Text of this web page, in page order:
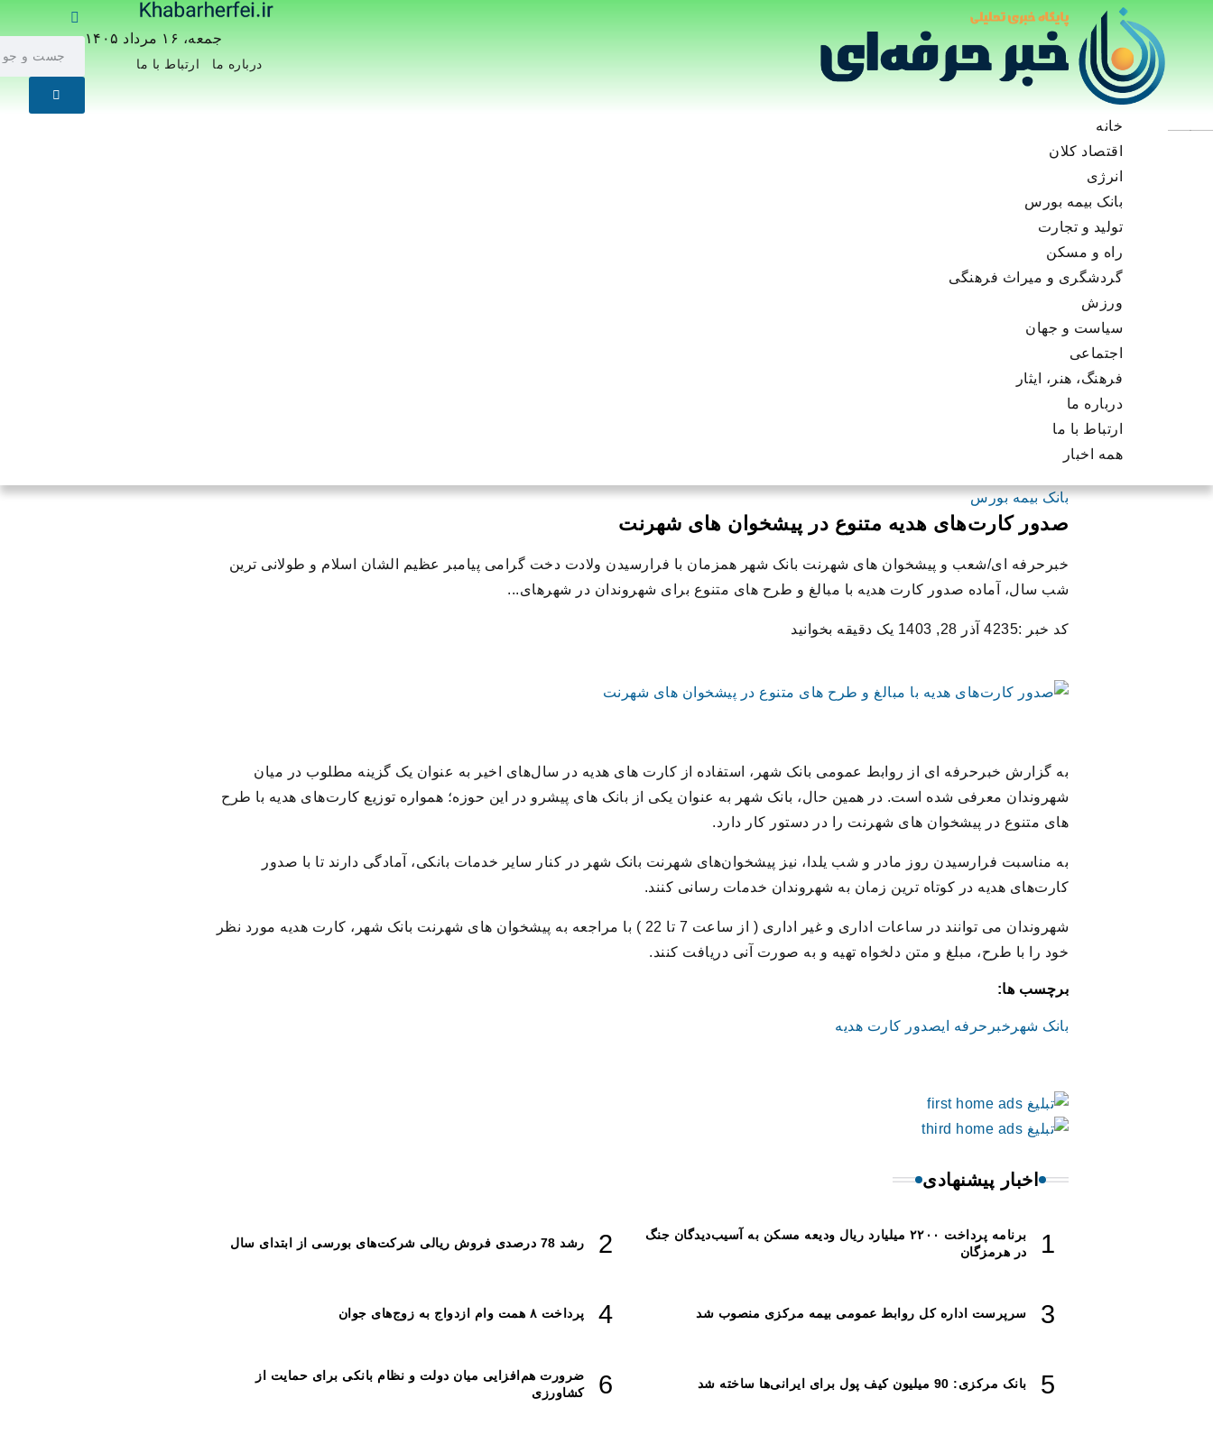
جمعه، ۱۶ مرداد ۱۴۰۵
درباره ما ارتباط با ما
خانه
اقتصاد کلان
انرژی
بانک بیمه بورس
تولید و تجارت
راه و مسکن
گردشگری و میراث فرهنگی
ورزش
سیاست و جهان
اجتماعی
فرهنگ، هنر، ایثار
درباره ما
ارتباط با ما
همه اخبار
بانک بیمه بورس
صدور کارت‌های هدیه متنوع در پیشخوان های شهرنت
خبرحرفه ای/شعب و پیشخوان های شهرنت بانک شهر همزمان با فرارسیدن ولادت دخت گرامی پیامبر عظیم الشان اسلام و طولانی ترین
شب سال، آماده صدور کارت هدیه با مبالغ و طرح های متنوع برای شهروندان در شهرهای...
کد خبر :4235 آذر 28, 1403 یک دقیقه بخوانید
به گزارش خبرحرفه ای از روابط عمومی بانک شهر، استفاده از کارت های هدیه در سال‌های اخیر به عنوان یک گزینه مطلوب در میان
شهروندان معرفی شده است. در همین حال، بانک شهر به عنوان یکی از بانک های پیشرو در این حوزه؛ همواره توزیع کارت‌های هدیه با طرح
های متنوع در پیشخوان های شهرنت را در دستور کار دارد.
به مناسبت فرارسیدن روز مادر و شب یلدا، نیز پیشخوان‌های شهرنت بانک شهر در کنار سایر خدمات بانکی، آمادگی دارند تا با صدور
کارت‌های هدیه در کوتاه ترین زمان به شهروندان خدمات رسانی کنند.
شهروندان می توانند در ساعات اداری و غیر اداری ( از ساعت 7 تا 22 ) با مراجعه به پیشخوان های شهرنت بانک شهر، کارت هدیه مورد نظر
خود را با طرح، مبلغ و متن دلخواه تهیه و به صورت آنی دریافت کنند.
برچسب ها:
بانک شهر خبرحرفه ایصدور کارت هدیه
اخبار پیشنهادی
برنامه پرداخت ۲۲۰۰ میلیارد ریال ودیعه مسکن به آسیب‌دیدگان جنگ
در هرمزگان
رشد 78 درصدی فروش ریالی شرکت‌های بورسی از ابتدای سال
سرپرست اداره کل روابط عمومی بیمه مرکزی منصوب شد پرداخت ۸ همت وام ازدواج به زوج‌های جوان
بانک مرکزی: 90 میلیون کیف پول برای ایرانی‌ها ساخته شد
ضرورت هم‌افزایی میان دولت و نظام بانکی برای حمایت از
کشاورزی